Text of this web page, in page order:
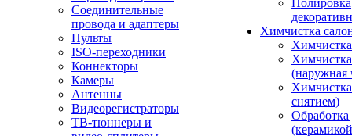
Соединительные
провода и адаптеры
Пульты
ISO-переходники
Коннекторы
Камеры
Антенны
Видеорегистраторы
ТВ-тюннеры и
Полировка
Химчистка
(наружная
снятием)
Обработка